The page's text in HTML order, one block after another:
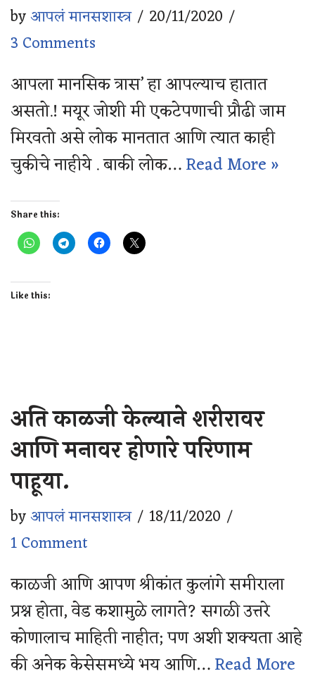
byआपलं मानसशास्त्र
20/11/2020
3 Comments
आपला मानसिक त्रास’ हा आपल्याच हातात
असतो.! मयूर जोशी मी एकटेपणाची प्रौढी जाम
मिरवतो असे लोक मानतात आणि त्यात काही
चुकीचे नाहीये . बाकी लोक…Read More »
Share this:
Like this:
अति काळजी केल्याने शरीरावर
आणि मनावर होणारे परिणाम
पाहूया.
byआपलं मानसशास्त्र
18/11/2020
1 Comment
काळजी आणि आपण श्रीकांत कुलांगे समीराला
प्रश्न होता, वेड कशामुळे लागते? सगळी उत्तरे
कोणालाच माहिती नाहीत; पण अशी शक्यता आहे
की अनेक केसेसमध्ये भय आणि…Read More